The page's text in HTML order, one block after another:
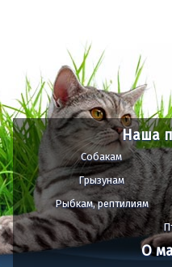
Наша
Собакам
Грызунам
Рыбкам, рептилиям
О